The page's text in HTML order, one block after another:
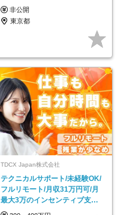
非公開
東京都
TDCX Japan株式会社
テクニカルサポート/未経験OK/
フルリモート/月収31万円可/月
最大3万のインセンティブ支給/
平均年齢33歳